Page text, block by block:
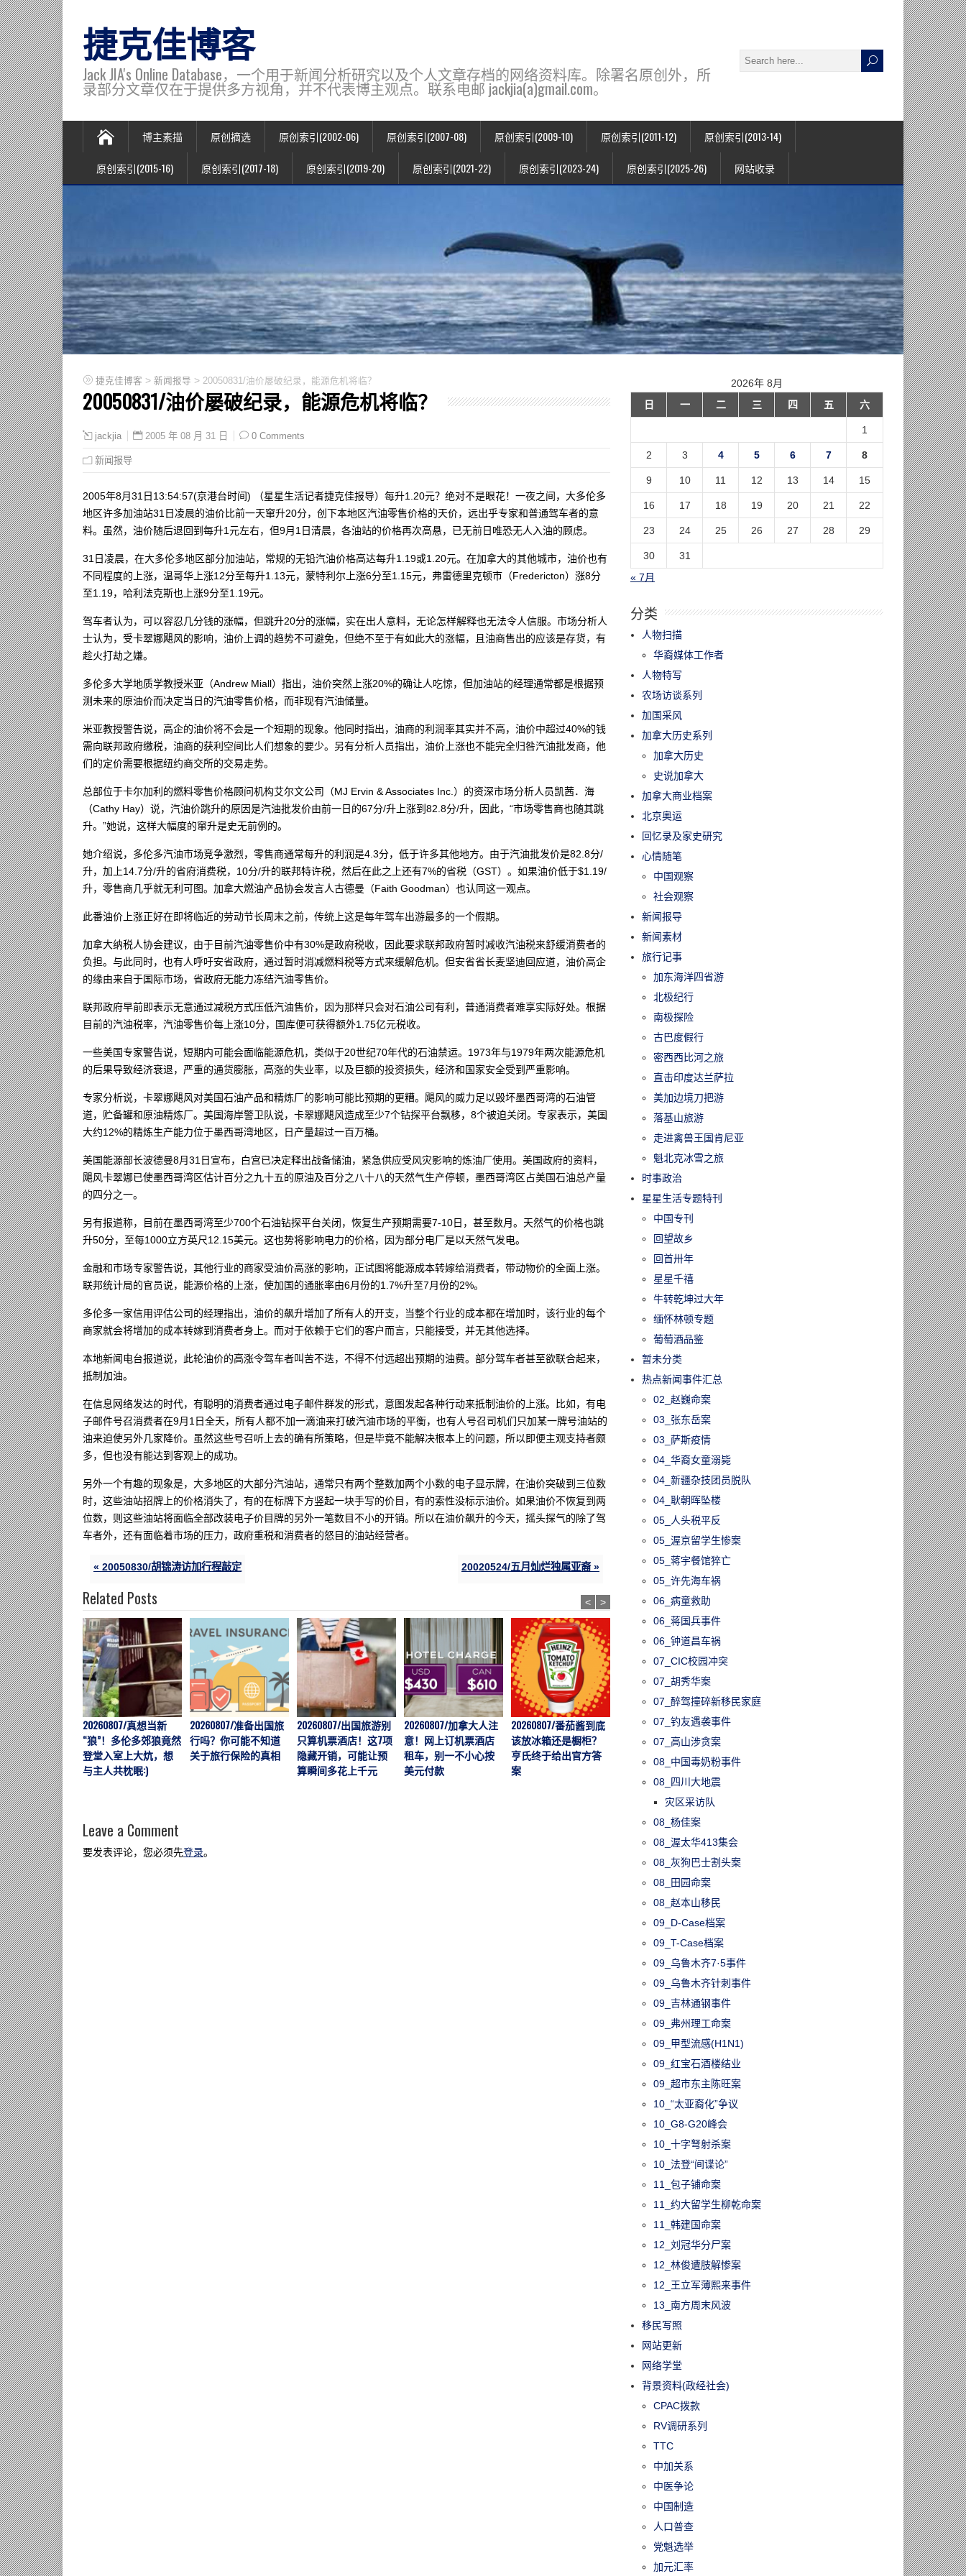
捷克佳博客
Jack JIA's Online Database，一个用于新闻分析研究以及个人文章存档的网络资料库。除署名原创外，所
录部分文章仅在于提供多方视角，并不代表博主观点。联系电邮 jackjia(a)gmail.com。
博主素描 原创摘选 原创索引(2002-06) 原创索引(2007-08) 原创索引(2009-10) 原创索引(2011-12) 原创索引(2013-14)
原创索引(2015-16) 原创索引(2017-18) 原创索引(2019-20) 原创索引(2021-22) 原创索引(2023-24) 原创索引(2025-26) 网站收录
捷克佳博客 > 新闻报导 > 20050831/油价屡破纪录，能源危机将临？
20050831/油价屡破纪录，能源危机将临？
jackjia 2005 年 08 月 31 日 0 Comments
新闻报导
2005年8月31日13:54:57(京港台时间) （星星生活记者捷克佳报导）每升1.20元？绝对不是眼花！一夜之间，大多伦多
地区许多加油站31日凌晨的油价比前一天窜升20分，创下本地区汽油零售价格的天价，远出乎专家和普通驾车者的意
料。虽然，油价随后退回到每升1元左右，但9月1日清晨，各油站的价格再次高悬，已无前日唯恐无人入油的顾虑。
31日凌晨，在大多伦多地区部分加油站，常规的无铅汽油价格高达每升1.19或1.20元。在加拿大的其他城市，油价也有
不同程度的上涨，温哥华上涨12分至每升1.13元，蒙特利尔上涨6分至1.15元，弗雷德里克顿市（Fredericton）涨8分
至1.19，哈利法克斯也上涨9分至1.19元。
驾车者认为，可以容忍几分钱的涨幅，但跳升20分的涨幅，实在出人意料，无论怎样解释也无法令人信服。市场分析人
士认为，受卡翠娜飓风的影响，油价上调的趋势不可避免，但绝不至于有如此大的涨幅，且油商售出的应该是存货，有
趁火打劫之嫌。
多伦多大学地质学教授米亚（Andrew Miall）指出，油价突然上涨20%的确让人吃惊，但加油站的经理通常都是根据预
测未来的原油价而决定当日的汽油零售价格，而非现有汽油储量。
米亚教授警告说，高企的油价将不会是一个短期的现象。他同时指出，油商的利润率其实并不高，油价中超过40%的钱
需向联邦政府缴税，油商的获利空间比人们想象的要少。另有分析人员指出，油价上涨也不能完全归咎汽油批发商，他
们的定价需要根据纽约商交所的交易走势。
总部位于卡尔加利的燃料零售价格顾问机构艾尔文公司（MJ Ervin & Associates Inc.）的资深市场分析人员凯茜．海
（Cathy Hay）说，汽油价跳升的原因是汽油批发价由前一日的67分/升上涨到82.8分/升，因此，“市场零售商也随其跳
升。”她说，这样大幅度的窜升是史无前例的。
她介绍说，多伦多汽油市场竞争激烈，零售商通常每升的利润是4.3分，低于许多其他地方。由于汽油批发价是82.8分/
升，加上14.7分/升的省府消费税，10分/升的联邦特许税，然后在此之上还有7%的省税（GST）。如果油价低于$1.19/
升，零售商几乎就无利可图。加拿大燃油产品协会发言人古德曼（Faith Goodman）也认同这一观点。
此番油价上涨正好在即将临近的劳动节长周末之前，传统上这是每年驾车出游最多的一个假期。
加拿大纳税人协会建议，由于目前汽油零售价中有30%是政府税收，因此要求联邦政府暂时减收汽油税来舒缓消费者的
负担。与此同时，也有人呼吁安省政府，通过暂时消减燃料税等方式来缓解危机。但安省省长麦坚迪回应道，油价高企
的缘由来自于国际市场，省政府无能力冻结汽油零售价。
联邦政府早前即表示无意通过减税方式压低汽油售价，因为那样只会对石油公司有利，普通消费者难享实际好处。根据
目前的汽油税率，汽油零售价每上涨10分，国库便可获得额外1.75亿元税收。
一些美国专家警告说，短期内可能会面临能源危机，类似于20世纪70年代的石油禁运。1973年与1979年两次能源危机
的后果导致经济衰退，严重的通货膨胀，高涨的失业率，以及巨额的投资损失，经济和国家安全受到严重影响。
专家分析说，卡翠娜飓风对美国石油产品和精炼厂的影响可能比预期的更糟。飓风的威力足以毁坏墨西哥湾的石油管
道，贮备罐和原油精炼厂。美国海岸警卫队说，卡翠娜飓风造成至少7个钻探平台飘移，8个被迫关闭。专家表示，美国
大约12%的精炼生产能力位于墨西哥湾地区，日产量超过一百万桶。
美国能源部长波德曼8月31日宣布，白宫已决定释出战备储油，紧急供应受风灾影响的炼油厂使用。美国政府的资料，
飓风卡翠娜已使墨西哥湾区估计百分之九十五的原油及百分之八十八的天然气生产停顿，墨西哥湾区占美国石油总产量
的四分之一。
另有报道称，目前在墨西哥湾至少700个石油钻探平台关闭，恢复生产预期需要7-10日，甚至数月。天然气的价格也跳
升50分，至每1000立方英尺12.15美元。这也势将影响电力的价格，因为部分电厂是以天然气发电。
金融和市场专家警告说，其他行业的商家受油价高涨的影响，正试图将能源成本转嫁给消费者，带动物价的全面上涨。
联邦统计局的官员说，能源价格的上涨，使加国的通胀率由6月份的1.7%升至7月份的2%。
多伦多一家信用评估公司的经理指出，油价的飙升增加了所有人的开支，当整个行业的成本都在增加时，该行业的每个
商家就会将增加的成本转嫁到消费者身上。而对于依赖于它们的客户而言，只能接受，并无其他选择。
本地新闻电台报道说，此轮油价的高涨令驾车者叫苦不迭，不得不付远超出预期的油费。部分驾车者甚至欲联合起来，
抵制加油。
在信息网络发达的时代，有聪明的消费者通过电子邮件群发的形式，意图发起各种行动来抵制油价的上涨。比如，有电
子邮件号召消费者在9月1日全天，所有人都不加一滴油来打破汽油市场的平衡，也有人号召司机们只加某一牌号油站的
油来迫使另外几家降价。虽然这些号召听上去的确有所策略，但是毕竟不能解决根本上的问题，所以即便主观支持者颇
多，但也没有能达到客观上的成功。
另外一个有趣的现象是，大多地区的大部分汽油站，通常只有两个整数加两个小数的电子显示牌，在油价突破到三位数
时，这些油站招牌上的价格消失了，有的在标牌下方竖起一块手写的价目，有的索性没标示油价。如果油价不恢复到两
位数，则这些油站将面临全部改装电子价目牌的另外一笔数目不小的开销。所以在油价飙升的今天，摇头探气的除了驾
车者外，还有面临着市场的压力，政府重税和消费者的怒目的油站经营者。
« 20050830/胡锦涛访加行程敲定 20020524/五月灿烂独属亚裔 »
Related Posts
20260807/真想当新
“狼”！多伦多郊狼竟然
登堂入室上大炕，想
与主人共枕眠:)
20260807/准备出国旅
行吗？你可能不知道
关于旅行保险的真相
20260807/出国旅游别
只算机票酒店！这7项
隐藏开销，可能让预
算瞬间多花上千元
20260807/加拿大人注
意！网上订机票酒店
租车，别一不小心按
美元付款
20260807/番茄酱到底
该放冰箱还是橱柜？
亨氏终于给出官方答
案
20260806/大多伦多房
价一年跌4.5%！越来
越多经济学家开始
说：加拿大楼市或已
“触底”
< >
Leave a Comment
要发表评论，您必须先登录。
2026年 8月
日
一 二 三 四 五 六
1
2 3 4 5 6 7 8
9 10 11 12 13 14 15
16 17 18 19 20 21 22
23 24 25 26 27 28 29
30
31
« 7月
分类
人物扫描
华裔媒体工作者
人物特写
农场访谈系列
加国采风
加拿大历史系列
加拿大历史
史说加拿大
加拿大商业档案
北京奥运
回忆录及家史研究
心情随笔
中国观察
社会观察
新闻报导
新闻素材
旅行记事
加东海洋四省游
北极纪行
南极探险
古巴度假行
密西西比河之旅
直击印度达兰萨拉
美加边境刀把游
落基山旅游
走进禽兽王国肯尼亚
魁北克冰雪之旅
时事政治
星星生活专题特刊
中国专刊
回望故乡
回首卅年
星星千禧
牛转乾坤过大年
缅怀林顿专题
葡萄酒品鉴
暂未分类
热点新闻事件汇总
02_赵巍命案
03_张东岳案
03_萨斯疫情
04_华裔女童溺毙
04_新疆杂技团员脱队
04_耿朝晖坠楼
05_人头税平反
05_渥京留学生惨案
05_蒋宇餐馆猝亡
05_许先海车祸
06_病童救助
06_蒋国兵事件
06_钟道昌车祸
07_CIC校园冲突
07_胡秀华案
07_醉驾撞碎新移民家庭
07_钓友遇袭事件
07_高山涉贪案
08_中国毒奶粉事件
08_四川大地震
灾区采访队
08_杨佳案
08_渥太华413集会
08_灰狗巴士割头案
08_田园命案
08_赵本山移民
09_D-Case档案
09_T-Case档案
09_乌鲁木齐7·5事件
09_乌鲁木齐针刺事件
09_吉林通钢事件
09_弗州理工命案
09_甲型流感(H1N1)
09_红宝石酒楼结业
09_超市东主陈旺案
10_“太亚裔化”争议
10_G8-G20峰会
10_十字弩射杀案
10_法登“间谍论”
11_包子铺命案
11_约大留学生柳乾命案
11_韩建国命案
12_刘冠华分尸案
12_林俊遭肢解惨案
12_王立军薄熙来事件
13_南方周末风波
移民写照
网站更新
网络学堂
背景资料(政经社会)
CPAC拨款
RV调研系列
TTC
中加关系
中医争论
中国制造
人口普查
党魁选举
加元汇率